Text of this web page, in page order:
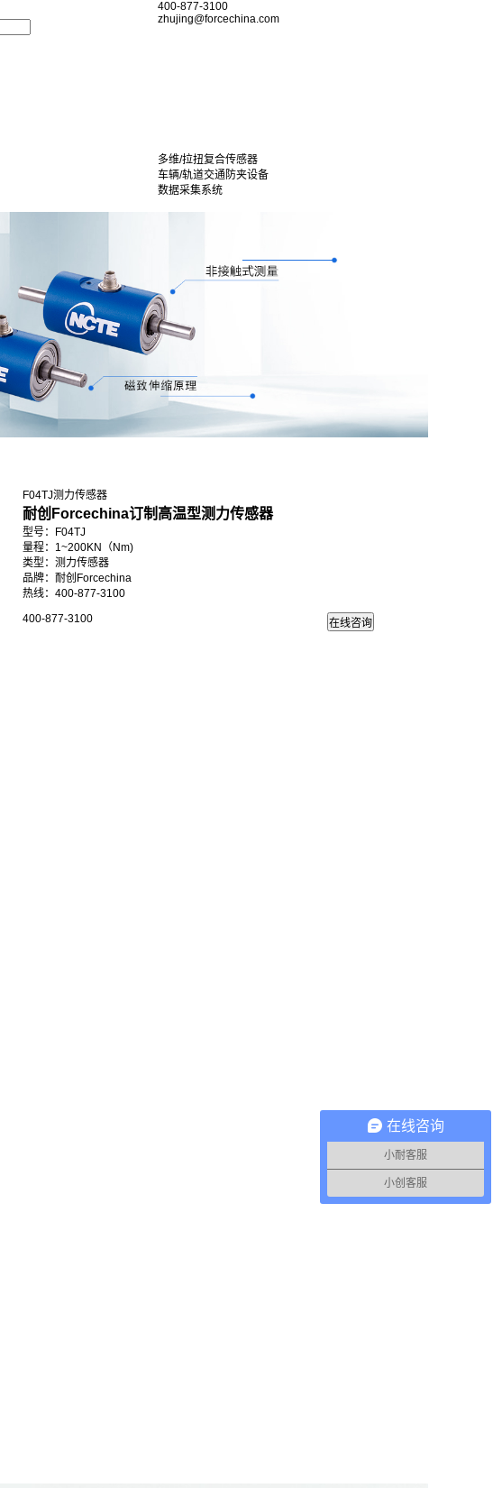
400-877-3100
zhujing@forcechina.com
多维/拉扭复合传感器
车辆/轨道交通防夹设备
数据采集系统
F04TJ测力传感器
耐创Forcechina订制高温型测力传感器
型号：F04TJ
量程：1~200KN（Nm)
类型：测力传感器
品牌：耐创Forcechina
热线：400-877-3100
400-877-3100
在线咨询
小耐客服
小创客服